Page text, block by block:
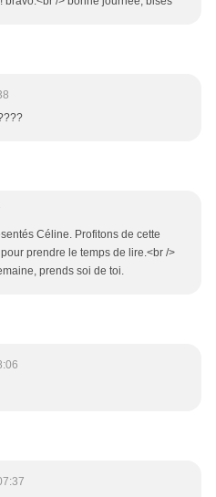
Céline. Profitons de cette
prendre le temps de lire.<br />
prends soi de toi.